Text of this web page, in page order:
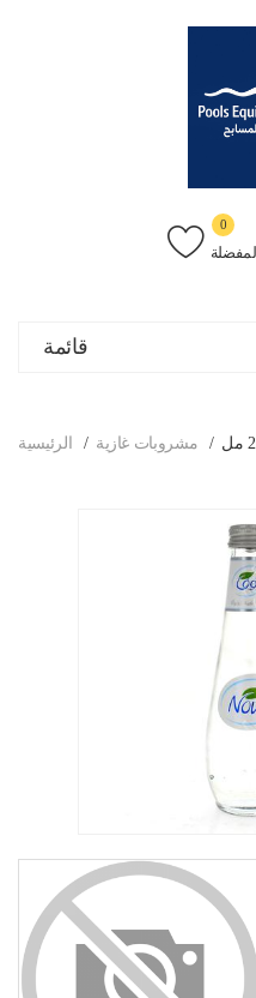
المفضلة
0
قائمة
الرئيسية مشروبات غازية